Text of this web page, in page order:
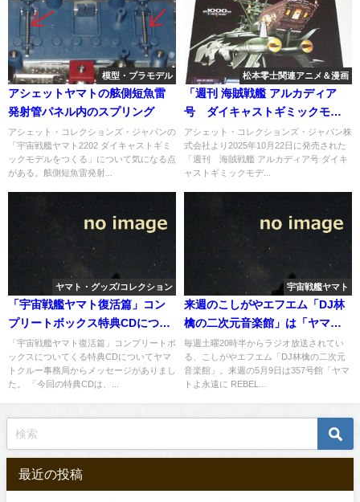
模型・プラモデル
アシェットヤマトの舷側短魚雷
発射管パネル内のスプリング
アシェット・コレクションズ・ジャパンの
「宇宙戦艦ヤマト2202 ダイキャストギミ
ックモデルをつくる」について気になる点
がある。舷側短魚雷発射...
松本零士関連アニメ＆漫画
「週刊 海賊戦艦 アルカディア
号 ダイキャストギミックモデ
ルをつくる」第112号
アシェット・コレクションズ・ジャパン株
式会社より2025年10月22日に発売された
「週刊 海賊戦艦 アルカディア号 ダイキ
ャストギミックモデ...
ヤマト・グッズ/コレクション
「宇宙戦艦ヤマト復活篇」コン
プリートボックス特典CDについ
て
「宇宙戦艦ヤマト復活篇」コンプリートボ
ックスについてくる特典CDについてヤマ
トクルー事務局からメッセージがありまし
た。 「今回の特典CDは、...
宇宙戦艦ヤマト
来週のこしがやエフエム「DJ林
檎の二次元音楽館」は「ヤマト
よ永遠に REBEL3199 出撃編」
を予定
毎週土曜20時半からラジオ放送されてい
る、こしがやエフエム「DJ林檎の二次元
音楽館」。来週の5月9日は357号館「ヤマ
トよ永遠に REBEL...
最近の投稿